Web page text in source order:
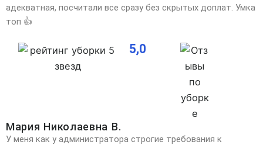
адекватная, посчитали все сразу без скрытых доплат. Умка
топ 👍
5,0
Мария Николаевна В.
У меня как у администратора строгие требования к